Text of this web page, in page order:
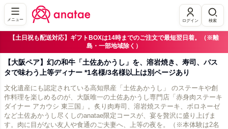
メニュー ログイン 検索
【土日祝も配送対応】ギフトBOXは14時までのご注文で最短翌日着。（※離
島・一部地域除く）
【大阪ペア】幻の和牛「土佐あかうし」を、溶岩焼き、寿司、パス
タで味わう上等ディナー *1名様/3名様以上は別ページあり
文化遺産にも認定されている高知県産「土佐あかうし」 のステーキや創
作料理を楽しめるのが、大阪唯一の土佐あかうし専門店「赤身肉ステーキ
ダイナー アカウシ 東三国」。炙り肉寿司、溶岩焼ステーキ、ボロネーゼ
など土佐あかうし尽くしのanatae限定コースが、宴を贅沢に盛り上げま
す。肉に目がない友人や食通のご夫妻へ、上等の夜を。（※本体験は2名